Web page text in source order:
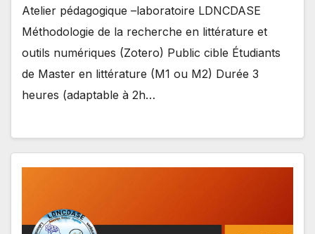
Atelier pédagogique –laboratoire LDNCDASE
Méthodologie de la recherche en littérature et
outils numériques (Zotero) Public cible Étudiants
de Master en littérature (M1 ou M2) Durée 3
heures (adaptable à 2h…